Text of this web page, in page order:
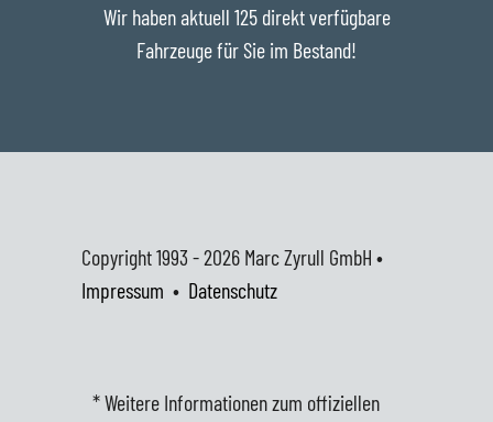
Wir haben aktuell 125 direkt verfügbare
Fahrzeuge für Sie im Bestand!
Copyright 1993 - 2026 Marc Zyrull GmbH •
Impressum • Datenschutz
* Weitere Informationen zum offiziellen